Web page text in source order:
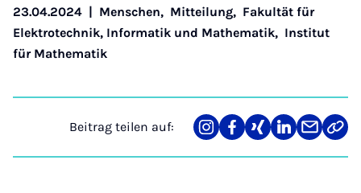
23.04.2024 | Menschen, Mitteilung, Fakultät für
Elektrotechnik, Informatik und Mathematik, Institut
für Mathematik
Beitrag teilen auf:
Teilen
auf
Teilen
auf
Teilen
auf
Teilen
auf
Teilen
über
Link